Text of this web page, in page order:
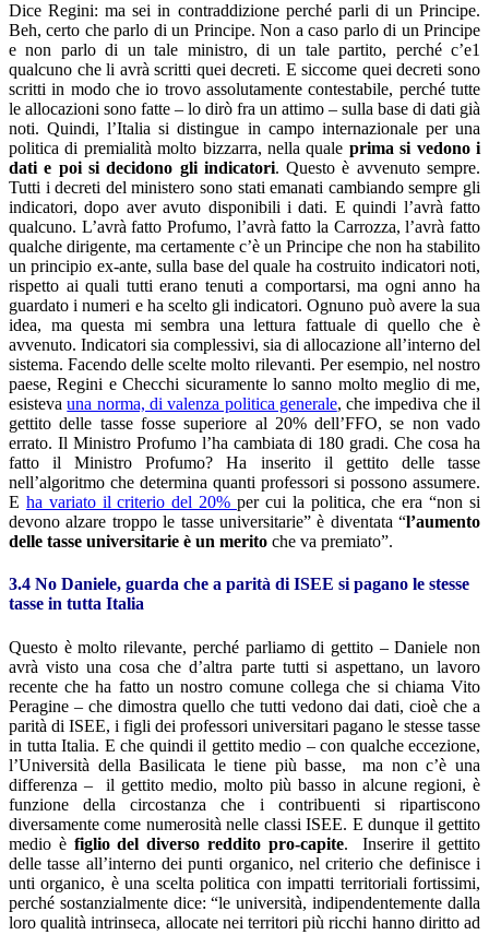
Dice Regini: ma sei in contraddizione perché parli di un Principe.
Beh, certo che parlo di un Principe. Non a caso parlo di un Principe
e non parlo di un tale ministro, di un tale partito, perché c’e1
qualcuno che li avrà scritti quei decreti. E siccome quei decreti sono
scritti in modo che io trovo assolutamente contestabile, perché tutte
le allocazioni sono fatte – lo dirò fra un attimo – sulla base di dati già
noti. Quindi, l’Italia si distingue in campo internazionale per una
politica di premialità molto bizzarra, nella quale prima si vedono i
dati e poi si decidono gli indicatori. Questo è avvenuto sempre.
Tutti i decreti del ministero sono stati emanati cambiando sempre gli
indicatori, dopo aver avuto disponibili i dati. E quindi l’avrà fatto
qualcuno. L’avrà fatto Profumo, l’avrà fatto la Carrozza, l’avrà fatto
qualche dirigente, ma certamente c’è un Principe che non ha stabilito
un principio ex-ante, sulla base del quale ha costruito indicatori noti,
rispetto ai quali tutti erano tenuti a comportarsi, ma ogni anno ha
guardato i numeri e ha scelto gli indicatori. Ognuno può avere la sua
idea, ma questa mi sembra una lettura fattuale di quello che è
avvenuto. Indicatori sia complessivi, sia di allocazione all’interno del
sistema. Facendo delle scelte molto rilevanti. Per esempio, nel nostro
paese, Regini e Checchi sicuramente lo sanno molto meglio di me,
esistevauna norma, di valenza politica generale, che impediva che il
gettito delle tasse fosse superiore al 20% dell’FFO, se non vado
errato. Il Ministro Profumo l’ha cambiata di 180 gradi. Che cosa ha
fatto il Ministro Profumo? Ha inserito il gettito delle tasse
nell’algoritmo che determina quanti professori si possono assumere.
E ha variato il criterio del 20%per cui la politica, che era “non si
devono alzare troppo le tasse universitarie” è diventata “l’aumento
delle tasse universitarie è un merito che va premiato”.
3.4 No Daniele, guarda che a parità di ISEE si pagano le stesse
tasse in tutta Italia
Questo è molto rilevante, perché parliamo di gettito – Daniele non
avrà visto una cosa che d’altra parte tutti si aspettano, un lavoro
recente che ha fatto un nostro comune collega che si chiama Vito
Peragine – che dimostra quello che tutti vedono dai dati, cioè che a
parità di ISEE, i figli dei professori universitari pagano le stesse tasse
in tutta Italia. E che quindi il gettito medio – con qualche eccezione,
l’Università della Basilicata le tiene più basse, ma non c’è una
differenza – il gettito medio, molto più basso in alcune regioni, è
funzione della circostanza che i contribuenti si ripartiscono
diversamente come numerosità nelle classi ISEE. E dunque il gettito
medio è figlio del diverso reddito pro-capite. Inserire il gettito
delle tasse all’interno dei punti organico, nel criterio che definisce i
unti organico, è una scelta politica con impatti territoriali fortissimi,
perché sostanzialmente dice: “le università, indipendentemente dalla
loro qualità intrinseca, allocate nei territori più ricchi hanno diritto ad